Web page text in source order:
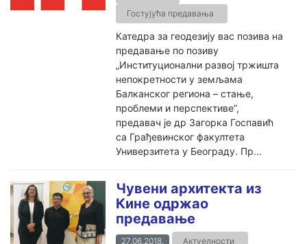
Гостујућа предавања
Катедра за геодезију вас позива на
предавање по позиву
„Институционални развој тржишта
непокретности у земљама
Балканског региона – стање,
проблеми и перспективе”,
предавач је др Загорка Госпавић
са Грађевинског факултета
Универзитета у Београду. Пр...
Чувени архитекта из
Кине одржао
предавање
27.06.2018. Актуелности